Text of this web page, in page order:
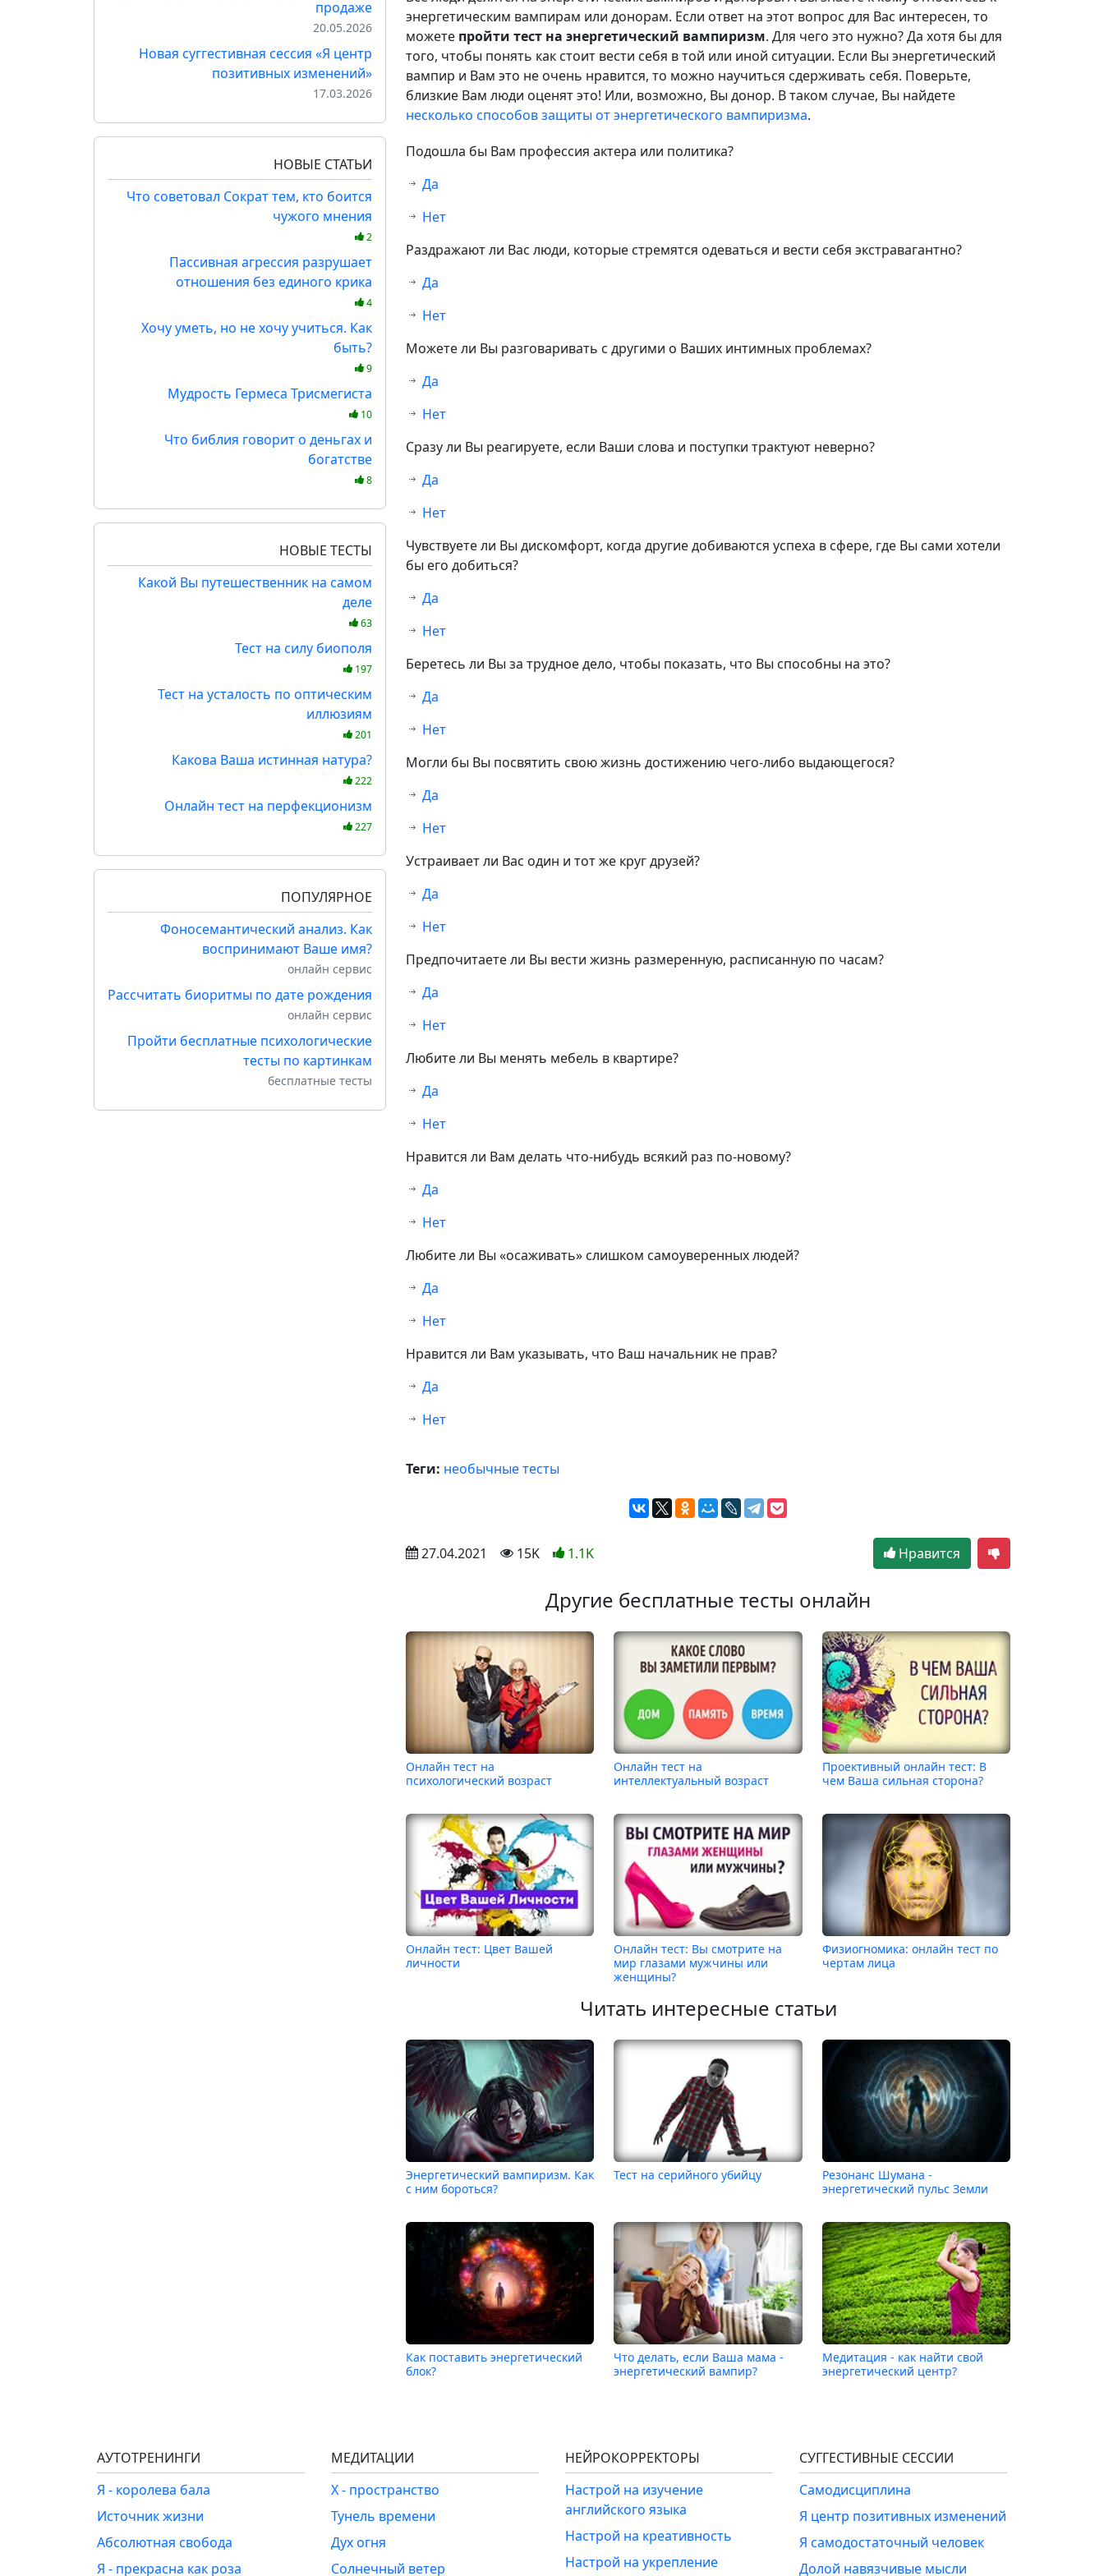
продаже
20.05.2026
Новая суггестивная сессия «Я центр
позитивных изменений»
17.03.2026
НОВЫЕ СТАТЬИ
Что советовал Сократ тем, кто боится
чужого мнения
2
Пассивная агрессия разрушает
отношения без единого крика
4
Хочу уметь, но не хочу учиться. Как
быть?
9
Мудрость Гермеса Трисмегиста
10
Что библия говорит о деньгах и
богатстве
8
НОВЫЕ ТЕСТЫ
Какой Вы путешественник на самом
деле
63
Тест на силу биополя
197
Тест на усталость по оптическим
иллюзиям
201
Какова Ваша истинная натура?
222
Онлайн тест на перфекционизм
227
ПОПУЛЯРНОЕ
Фоносемантический анализ. Как
воспринимают Ваше имя?
онлайн сервис
Рассчитать биоритмы по дате рождения
онлайн сервис
Пройти бесплатные психологические
тесты по картинкам
бесплатные тесты
энергетическим вампирам или донорам. Если ответ на этот вопрос для Вас интересен, то
можете пройти тест на энергетический вампиризм. Для чего это нужно? Да хотя бы для
того, чтобы понять как стоит вести себя в той или иной ситуации. Если Вы энергетический
вампир и Вам это не очень нравится, то можно научиться сдерживать себя. Поверьте,
близкие Вам люди оценят это! Или, возможно, Вы донор. В таком случае, Вы найдете
несколько способов защиты от энергетического вампиризма.
Подошла бы Вам профессия актера или политика?
Да
Нет
Раздражают ли Вас люди, которые стремятся одеваться и вести себя экстравагантно?
Да
Нет
Можете ли Вы разговаривать с другими о Ваших интимных проблемах?
Да
Нет
Сразу ли Вы реагируете, если Ваши слова и поступки трактуют неверно?
Да
Нет
Чувствуете ли Вы дискомфорт, когда другие добиваются успеха в сфере, где Вы сами хотели
бы его добиться?
Да
Нет
Беретесь ли Вы за трудное дело, чтобы показать, что Вы способны на это?
Да
Нет
Могли бы Вы посвятить свою жизнь достижению чего-либо выдающегося?
Да
Нет
Устраивает ли Вас один и тот же круг друзей?
Да
Нет
Предпочитаете ли Вы вести жизнь размеренную, расписанную по часам?
Да
Нет
Любите ли Вы менять мебель в квартире?
Да
Нет
Нравится ли Вам делать что-нибудь всякий раз по-новому?
Да
Нет
Любите ли Вы «осаживать» слишком самоуверенных людей?
Да
Нет
Нравится ли Вам указывать, что Ваш начальник не прав?
Да
Нет
Теги: необычные тесты
27.04.2021 15K 1.1K Нравится
Другие бесплатные тесты онлайн
Онлайн тест на
психологический возраст
Онлайн тест на
интеллектуальный возраст
Проективный онлайн тест: В
чем Ваша сильная сторона?
Онлайн тест: Цвет Вашей
личности
Онлайн тест: Вы смотрите на
мир глазами мужчины или
женщины?
Физиогномика: онлайн тест по
чертам лица
Читать интересные статьи
Энергетический вампиризм. Как
с ним бороться?
Тест на серийного убийцу
Резонанс Шумана -
энергетический пульс Земли
Как поставить энергетический
блок?
Что делать, если Ваша мама -
энергетический вампир?
Медитация - как найти свой
энергетический центр?
АУТОТРЕНИНГИ
Я - королева бала
Источник жизни
Абсолютная свобода
Я - прекрасна как роза
МЕДИТАЦИИ
Х - пространство
Тунель времени
Дух огня
Солнечный ветер
НЕЙРОКОРРЕКТОРЫ
Настрой на изучение
английского языка
Настрой на креативность
Настрой на укрепление
СУГГЕСТИВНЫЕ СЕССИИ
Самодисциплина
Я центр позитивных изменений
Я самодостаточный человек
Долой навязчивые мысли